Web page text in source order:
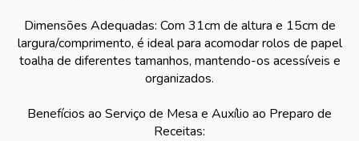
Dimensões Adequadas: Com 31cm de altura e 15cm de
largura/comprimento, é ideal para acomodar rolos de papel
toalha de diferentes tamanhos, mantendo-os acessíveis e
organizados.
Benefícios ao Serviço de Mesa e Auxílio ao Preparo de
Receitas: